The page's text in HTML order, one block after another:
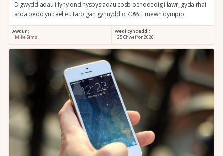
Digwyddiadau i fyny ond hysbysiadau cosb benodedig i lawr, gyda rhai
ardaloedd yn cael eu taro gan gynnydd o 70% + mewn dympio
Awdur :
Mike Sims
Wedi cyhoeddi:
25 Chwefror 2026